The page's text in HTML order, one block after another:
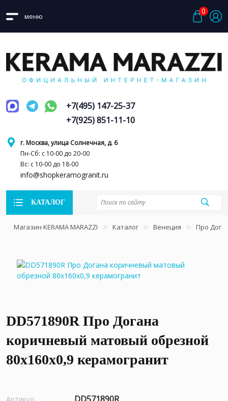
меню
0
г. Москва, улица Солнечная, д. 6
Пн-Сб: с 10-00 до 20-00
Вс: с 10-00 до 18-00
info@shopkeramogranit.ru
+7(495) 147-25-37
+7(925) 851-11-10
КАТАЛОГ
Магазин KERAMA MARAZZI Каталог Венеция Про
DD571890R Про Догана
коричневый матовый обрезной
80x160x0,9 керамогранит